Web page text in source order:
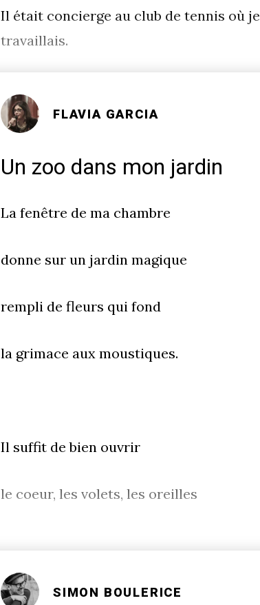
Il était concierge au club de tennis où je
travaillais.
FLAVIA GARCIA
Un zoo dans mon jardin
La fenêtre de ma chambre
donne sur un jardin magique
rempli de fleurs qui fond
la grimace aux moustiques.
Il suffit de bien ouvrir
le coeur, les volets, les oreilles
SIMON BOULERICE